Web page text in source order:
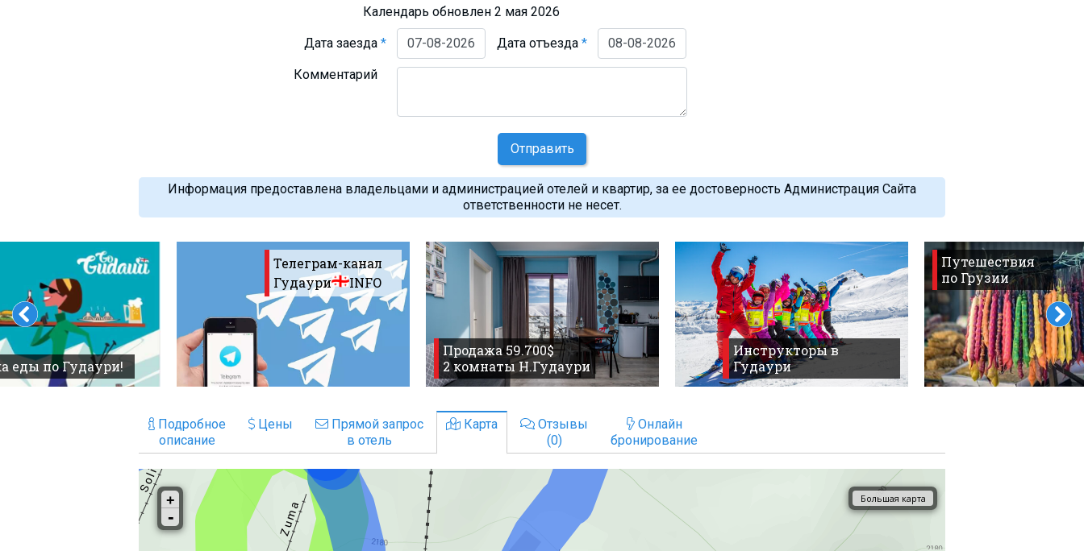
Календарь обновлен 2 мая 2026
Дата заезда* Дата отъезда*
Комментарий
Отправить
Информация предоставлена владельцами и администрацией отелей и квартир, за ее достоверность Администрация Сайта
ответственности не несет.
еды по Гудаури!
Телеграм-канал
Гудаури
INFO
Продажа 59.700$
2 комнаты Н.Гудаури
Инструкторы в
Гудаури
Путешествия
по Грузии
Подробное
описание
Цены
Прямой запрос
в отель
Карта
Отзывы
(0)
Онлайн
бронирование